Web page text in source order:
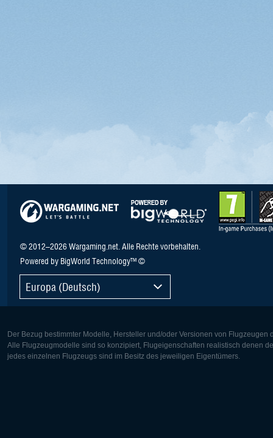
© 2012–2026 Wargaming.net. Alle Rechte vorbehalten.
Powered by BigWorld Technology™ ©
Europa (Deutsch)
Der Bezug bestimmter Modelle, Hersteller und/oder Versionen von
Alle Flugzeugmodelle sind so konzipiert, Flugeigenschaften realistisch denen
jedes einzelnen Flugzeugs sind im Besitz des jeweiligen Eigentümers.